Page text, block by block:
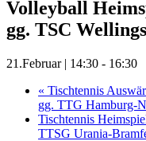
Volleyball
gg. TSC
21.Februar | 14:30 - 16:30
« Tischtennis
gg. TTG Hamburg-
Tischtennis
TTSG Urania-